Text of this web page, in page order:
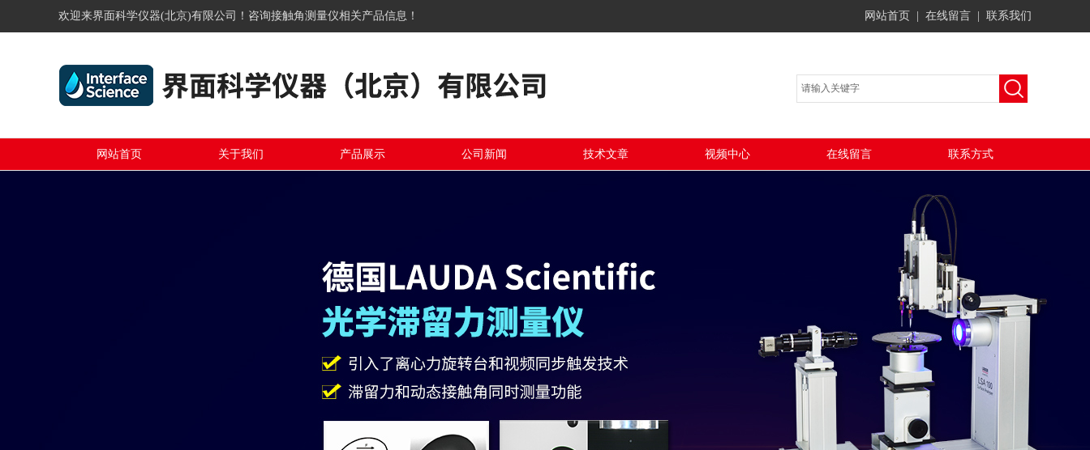
欢迎来界面科学仪器(北京)有限公司！咨询接触角测量仪相关产品信息！ 网站首页 在线留言 联系我们
网站首页 关于我们 产品展示 公司新闻 技术文章 视频中心 在线留言 联系方式